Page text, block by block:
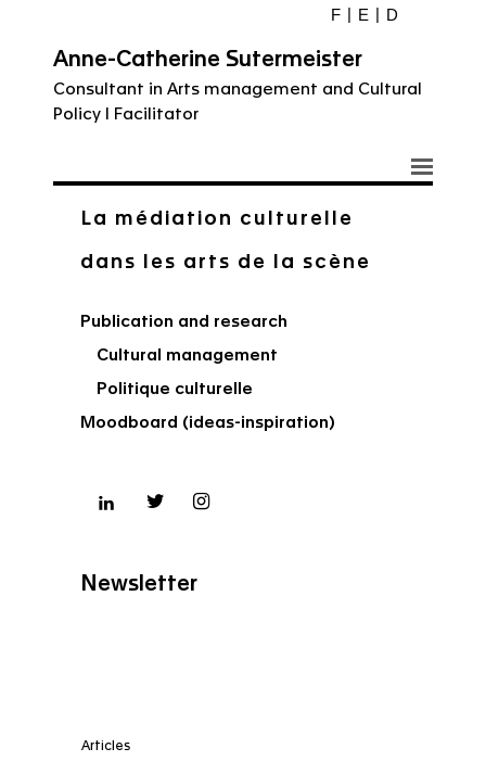
F E D
Anne-Catherine Sutermeister
Consultant in Arts management and Cultural
Policy I Facilitator
La médiation culturelle
dans les arts de la scène
Publication and research
Cultural management
Politique culturelle
Moodboard (ideas-inspiration)
Newsletter
Articles